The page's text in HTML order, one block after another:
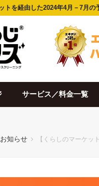
トを経由した2024年4月－7月の
サービス／料金一覧
お知らせ 【くらしのマーケッ